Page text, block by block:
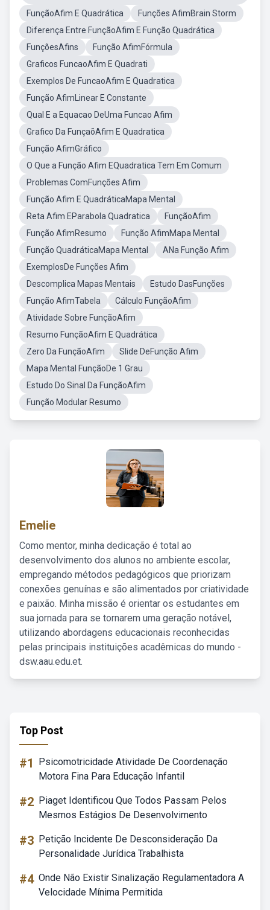
FunçãoAfim E Quadrática
Funções AfimBrain Storm
Diferença Entre FunçãoAfim E Função Quadrática
FunçõesAfins
Função AfimFórmula
Graficos FuncaoAfim E Quadrati
Exemplos De FuncaoAfim E Quadratica
Função AfimLinear E Constante
Qual E a Equacao DeUma Funcao Afim
Grafico Da FunçaõAfim E Quadratica
Função AfimGráfico
O Que a Função Afim EQuadratica Tem Em Comum
Problemas ComFunções Afim
Função Afim E QuadráticaMapa Mental
Reta Afim EParabola Quadratica
FunçãoAfim
Função AfimResumo
Função AfimMapa Mental
Função QuadráticaMapa Mental
ANa Função Afim
ExemplosDe Funções Afim
Descomplica Mapas Mentais
Estudo DasFunções
Função AfimTabela
Cálculo FunçãoAfim
Atividade Sobre FunçãoAfim
Resumo FunçãoAfim E Quadrática
Zero Da FunçãoAfim
Slide DeFunção Afim
Mapa Mental FunçãoDe 1 Grau
Estudo Do Sinal Da FunçãoAfim
Função Modular Resumo
Emelie
Como mentor, minha dedicação é total ao
desenvolvimento dos alunos no ambiente escolar,
empregando métodos pedagógicos que priorizam
conexões genuínas e são alimentados por criatividade
e paixão. Minha missão é orientar os estudantes em
sua jornada para se tornarem uma geração notável,
utilizando abordagens educacionais reconhecidas
pelas principais instituições acadêmicas do mundo -
dsw.aau.edu.et.
Top Post
#1
Psicomotricidade Atividade De Coordenação
Motora Fina Para Educação Infantil
#2 Piaget Identificou Que Todos Passam Pelos
Mesmos Estágios De Desenvolvimento
#3 Petição Incidente De Desconsideração Da
Personalidade Jurídica Trabalhista
#4 Onde Não Existir Sinalização Regulamentadora A
Velocidade Mínima Permitida